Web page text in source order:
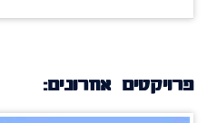
פרויקטים אחרונים: